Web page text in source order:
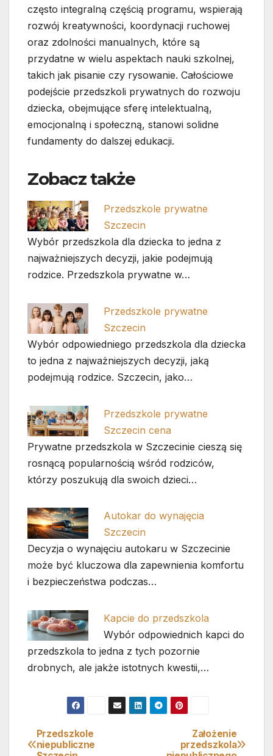
często integralną częścią programu, wspierają
rozwój kreatywności, koordynacji ruchowej
oraz zdolności manualnych, które są
przydatne w wielu aspektach nauki szkolnej,
takich jak pisanie czy rysowanie. Całościowe
podejście przedszkoli prywatnych do rozwoju
dziecka, obejmujące sferę intelektualną,
emocjonalną i społeczną, stanowi solidne
fundamenty do dalszej edukacji.
Zobacz także
Przedszkole prywatne
Szczecin
Wybór przedszkola dla dziecka to jedna z
najważniejszych decyzji, jakie podejmują
rodzice. Przedszkola prywatne w…
Przedszkole prywatne
Szczecin
Wybór odpowiedniego przedszkola dla dziecka
to jedna z najważniejszych decyzji, jaką
podejmują rodzice. Szczecin, jako…
Przedszkole prywatne
Szczecin cena
Prywatne przedszkola w Szczecinie cieszą się
rosnącą popularnością wśród rodziców,
którzy poszukują dla swoich dzieci…
Autokar do wynajęcia
Szczecin
Decyzja o wynajęciu autokaru w Szczecinie
może być kluczowa dla zapewnienia komfortu
i bezpieczeństwa podczas…
Kapcie do przedszkola
Wybór odpowiednich kapci do
przedszkola to jedna z tych pozornie
drobnych, ale jakże istotnych kwestii,…
Nawigacja
Założenie
przedszkola
Przedszkole
niepubliczne